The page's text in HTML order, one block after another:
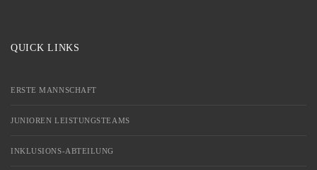
QUICK LINKS
ERSTE MANNSCHAFT
JUNIOREN LEISTUNGSTEAMS
INKLUSIONS-ABTEILUNG